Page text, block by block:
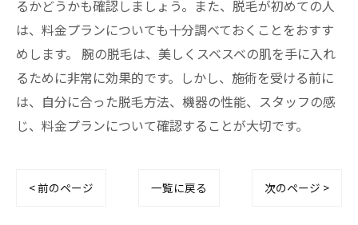
るかどうかも確認しましょう。また、脱毛が初めての人
は、料金プランについても十分調べておくことをおすす
めします。 腕の脱毛は、美しくスベスベの肌を手に入れ
るために非常に効果的です。しかし、施術を受ける前に
は、自分に合った脱毛方法、機器の性能、スタッフの感
じ、料金プランについて確認することが大切です。
< 前のページ 一覧に戻る 次のページ >